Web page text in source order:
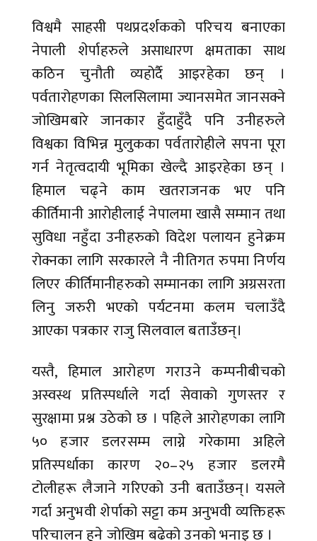
विश्वमै साहसी पथप्रदर्शकको परिचय बनाएका
नेपाली शेर्पाहरुले असाधारण क्षमताका साथ
कठिन चुनौती व्यहोर्दै आइरहेका छन् ।
पर्वतारोहणका सिलसिलामा ज्यानसमेत जानसक्ने
जोखिमबारे जानकार हुँदाहुँदै पनि उनीहरुले
विश्वका विभिन्न मुलुकका पर्वतारोहीले सपना पूरा
गर्न नेतृत्वदायी भूमिका खेल्दै आइरहेका छन् ।
हिमाल चढ्ने काम खतराजनक भए पनि
कीर्तिमानी आरोहीलाई नेपालमा खासै सम्मान तथा
सुविधा नहुँदा उनीहरुको विदेश पलायन हुनेक्रम
रोक्नका लागि सरकारले नै नीतिगत रुपमा निर्णय
लिएर कीर्तिमानीहरुको सम्मानका लागि अग्रसरता
लिनु जरुरी भएको पर्यटनमा कलम चलाउँदै
आएका पत्रकार राजु सिलवाल बताउँछन्।
यस्तै, हिमाल आरोहण गराउने कम्पनीबीचको
अस्वस्थ प्रतिस्पर्धाले गर्दा सेवाको गुणस्तर र
सुरक्षामा प्रश्न उठेको छ । पहिले आरोहणका लागि
५० हजार डलरसम्म लाग्ने गरेकामा अहिले
प्रतिस्पर्धाका कारण २०–२५ हजार डलरमै
टोलीहरू लैजाने गरिएको उनी बताउँछन्। यसले
गर्दा अनुभवी शेर्पाको सट्टा कम अनुभवी व्यक्तिहरू
परिचालन हुने जोखिम बढेको उनको भनाइ छ ।